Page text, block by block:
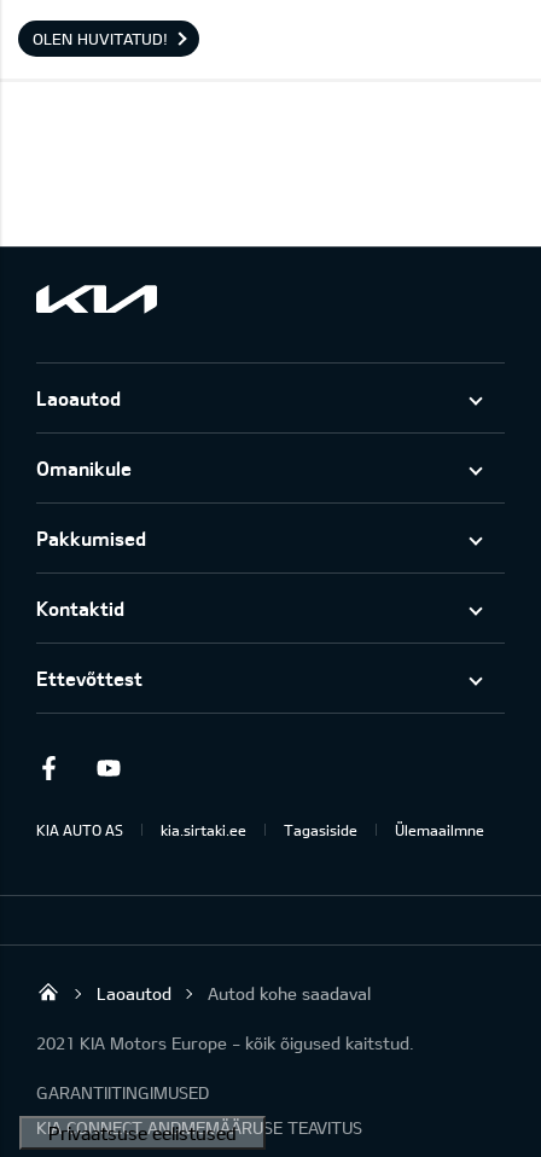
OLEN HUVITATUD!
Laoautod
Omanikule
Pakkumised
Kontaktid
Ettevõttest
Facebook
KIA AUTO AS kia.sirtaki.ee Tagasiside Ülemaailmne
Sirtaki OÜ
Laoautod Autod kohe saadaval
2021 KIA Motors Europe - kõik õigused kaitstud.
GARANTIITINGIMUSED
KIA CONNECT ANDMEMÄÄRUSE TEAVITUS